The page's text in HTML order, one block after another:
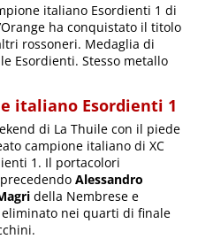
italiano Esordienti 1 di
ha conquistato il titolo
rossoneri. Medaglia di
Esordienti. Stesso metallo
italiano Esordienti 1
di La Thuile con il piede
campione italiano di XC
1. Il portacolori
Alessandro
della Nembrese e
eliminato nei quarti di finale